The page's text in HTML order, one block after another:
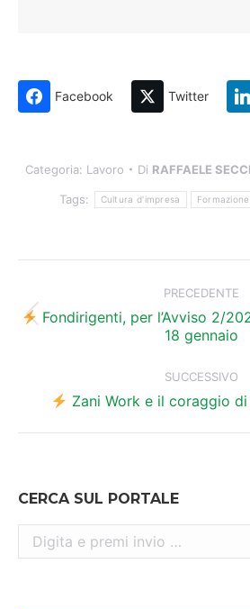
Facebook Twitter
Categoria: Lavoro Di RAFFAELE
Tags: Cultura d'impresa Formazione
tra
PRECEDENTE
Post
Fondirigenti, per l’Avviso 2/
18 gennaio
SUCCESSIVO
post:
Zani Work e il coraggio
CERCA SUL PORTALE
Cerca: